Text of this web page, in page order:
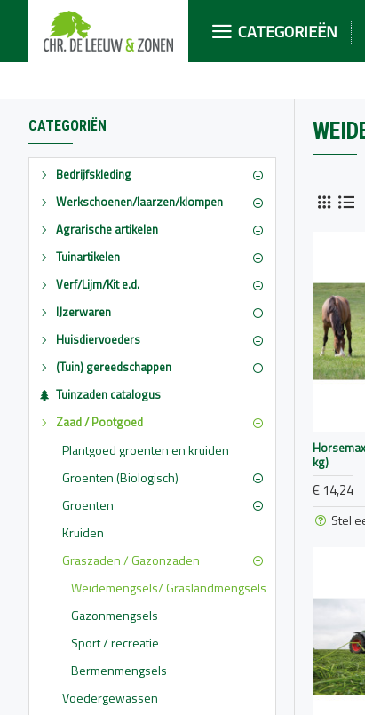
CATEGORIEËN
CATEGORIËN
Bedrijfskleding
Werkschoenen/laarzen/klompen
Agrarische artikelen
Tuinartikelen
Verf/Lijm/Kit e.d.
IJzerwaren
Huisdiervoeders
(Tuin) gereedschappen
Tuinzaden catalogus
Zaad / Pootgoed
Plantgoed groenten en kruiden
Groenten (Biologisch)
Groenten
Kruiden
Graszaden / Gazonzaden
Weidemengsels/ Graslandmengsels
Gazonmengsels
Sport / recreatie
Bermenmengsels
Voedergewassen
kg)
€ 14,24
Stel